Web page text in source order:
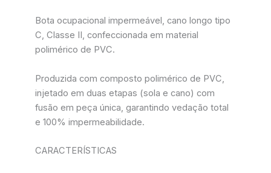
Bota ocupacional impermeável, cano longo tipo
C, Classe II, confeccionada em material
polimérico de PVC.
Produzida com composto polimérico de PVC,
injetado em duas etapas (sola e cano) com
fusão em peça única, garantindo vedação total
e 100% impermeabilidade.
CARACTERÍSTICAS